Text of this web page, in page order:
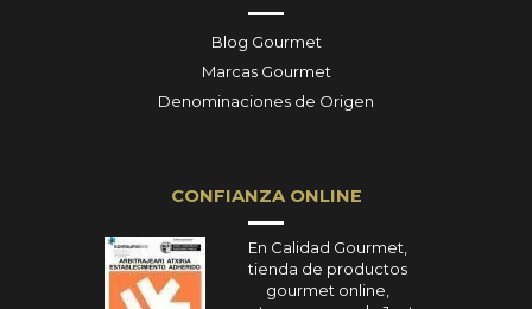
Blog Gourmet
Marcas Gourmet
Denominaciones de Origen
CONFIANZA ONLINE
En Calidad Gourmet,
tienda de productos
gourmet online,